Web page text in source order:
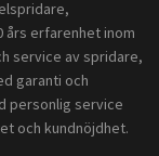
års erfarenhet inom
service av spridare,
garanti och
personlig service
och kundnöjdhet.